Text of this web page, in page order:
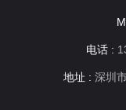
电话 :
地址 : 深圳